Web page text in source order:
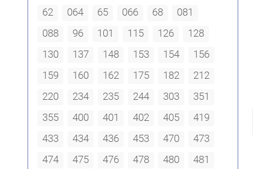
62
064 65 066 68
081
088
96 101 115 126
128
130
137 148 153 154
156
159
160 162 175 182
212
220
234 235 244 303
351
355
400 401 402 405
419
433
434 436 453 470
473
474
475 476 478 480
481